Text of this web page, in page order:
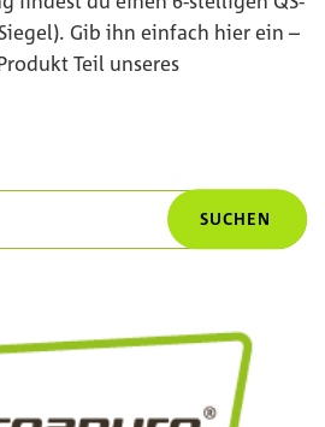
Gib ihn einfach hier ein –
Teil unseres
SUCHEN